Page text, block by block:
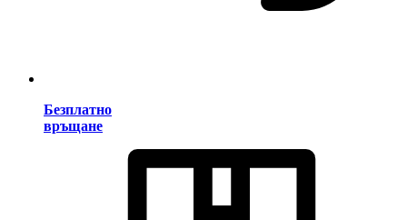
Безплатно
връщане